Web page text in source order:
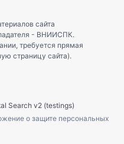
сайта
- ВНИИСПК.
требуется прямая
страницу сайта).
Search v2 (testings)
о защите персональных